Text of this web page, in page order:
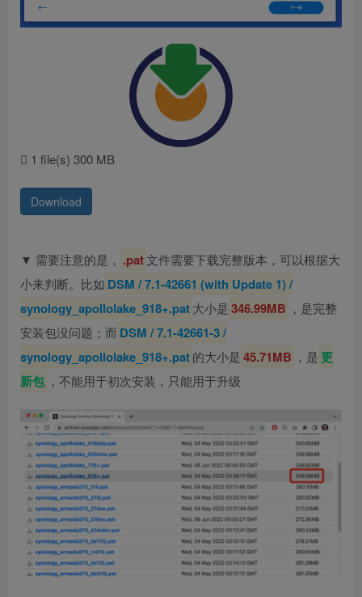
1 file(s) 300 MB
Download
▼ 需要注意的是， .pat文件需要下载完整版本，可以根据大
小来判断。比如 DSM / 7.1-42661 (with Update 1) /
synology_apollolake_918+.pat大小是346.99MB ，是完整
安装包没问题；而 DSM / 7.1-42661-3 /
synology_apollolake_918+.pat的大小是45.71MB ，是更
新包 ，不能用于初次安装，只能用于升级